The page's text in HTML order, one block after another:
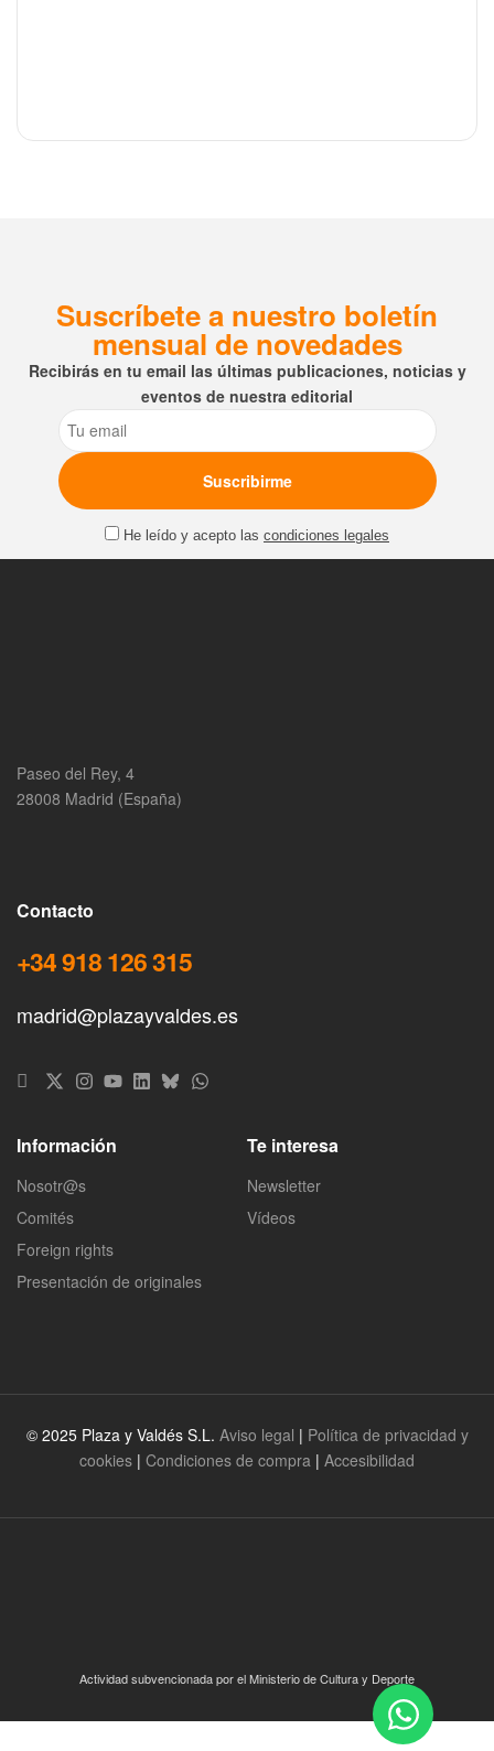
Suscríbete a nuestro boletín
mensual de novedades
Recibirás en tu email las últimas publicaciones, noticias y
eventos de nuestra editorial
Email
He leído y acepto las condiciones legales
Paseo del Rey, 4
28008 Madrid (España)
Contacto
+34 918 126 315
madrid@plazayvaldes.es
Información
Nosotr@s
Comités
Foreign rights
Presentación de originales
Te interesa
Newsletter
Vídeos
© 2025 Plaza y Valdés S.L. Aviso legal | Política de privacidad y
cookies | Condiciones de compra | Accesibilidad
Actividad subvencionada por el Ministerio de Cultura y Deporte